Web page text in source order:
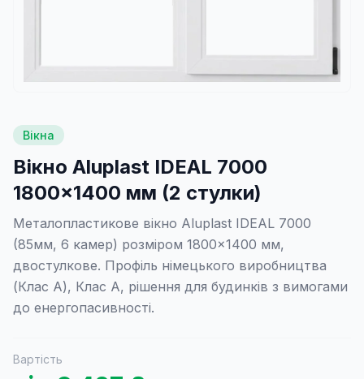
Вікна
Вікно Aluplast IDEAL 7000
1800×1400 мм (2 стулки)
Металопластикове вікно Aluplast IDEAL 7000
(85мм, 6 камер) розміром 1800×1400 мм,
двостулкове. Профіль німецького виробництва
(Клас А), Клас А, рішення для будинків з вимогами
до енергопасивності.
Вартість